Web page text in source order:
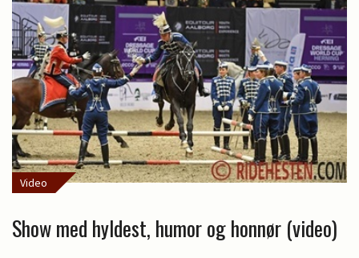
Video
Show med hyldest, humor og honnør (video)